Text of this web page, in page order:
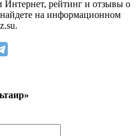
рейтинг и отзывы о
на информационном